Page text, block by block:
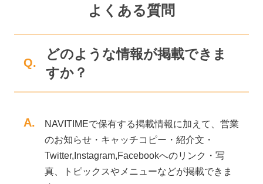
よくある質問
Q.
どのような情報が掲載できま
すか？
A.
NAVITIMEで保有する掲載情報に加えて、営業
のお知らせ・キャッチコピー・紹介文・
Twitter,Instagram,Facebookへのリンク・写
真、トピックスやメニューなどが掲載できま